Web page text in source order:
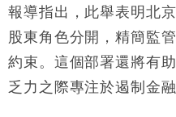
報導指出，此舉表明北
股東角色分開，精簡監
約束。這個部署還將有
乏力之際專注於遏制金融